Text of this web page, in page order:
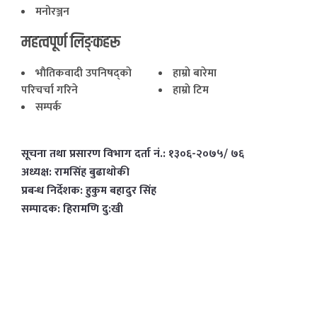
मनोरञ्जन
महत्वपूर्ण लिङ्कहरू
भाैतिकवादी उपनिषद्काे
परिचर्चा गरिने
हाम्राे बारेमा
हाम्राे टिम
सम्पर्क
सूचना तथा प्रसारण विभाग दर्ता नं.: १३०६-२०७५/ ७६
अध्यक्ष: रामसिंह बुढाथाेकी
प्रबन्ध निर्देशक: हुकुम बहादुर सिंह
सम्पादक: हिरामणि दु:खी